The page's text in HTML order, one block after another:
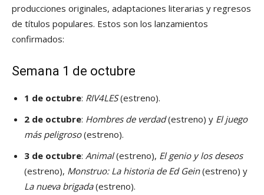
producciones originales, adaptaciones literarias y regresos
de títulos populares. Estos son los lanzamientos
confirmados:
Semana 1 de octubre
1 de octubre: RIV4LES(estreno).
2 de octubre: Hombres de verdad(estreno) y El juego
más peligroso(estreno).
3 de octubre: Animal(estreno), El genio y los deseos
(estreno), Monstruo: La historia de Ed Gein(estreno) y
La nueva brigada(estreno).